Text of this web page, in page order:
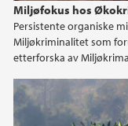
Miljøfokus hos
Persistente organiske
Miljøkriminalitet som
etterforska av